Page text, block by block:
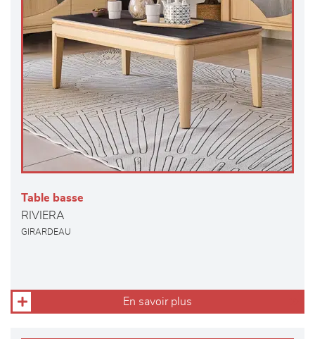
Table basse
RIVIERA
GIRARDEAU
En savoir plus